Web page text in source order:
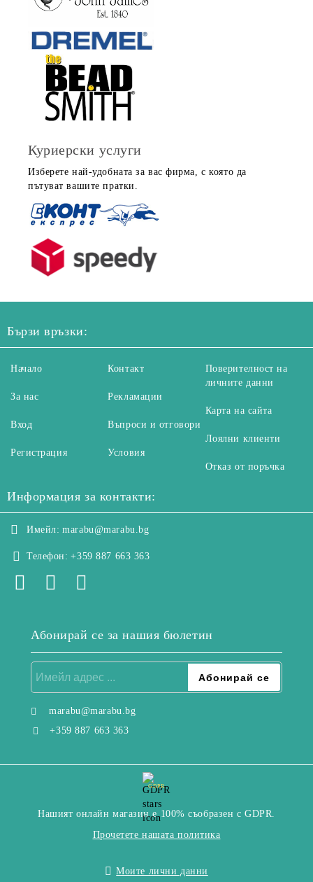
Куриерски услуги
Изберете най-удобната за вас фирма, с която да
пътуват вашите пратки.
Бързи връзки:
Начало
За нас
Вход
Регистрация
Контакт
Рекламации
Въпроси и отговори
Условия
Поверителност на
личните данни
Карта на сайта
Лоялни клиенти
Отказ от поръчка
Информация за контакти:
Имейл: marabu@marabu.bg
Телефон: +359 887 663 363
Абонирай се за нашия бюлетин
marabu@marabu.bg
+359 887 663 363
GDPR
Нашият онлайн магазин е 100% съобразен с GDPR.
Прочетете нашата политика
Моите лични данни